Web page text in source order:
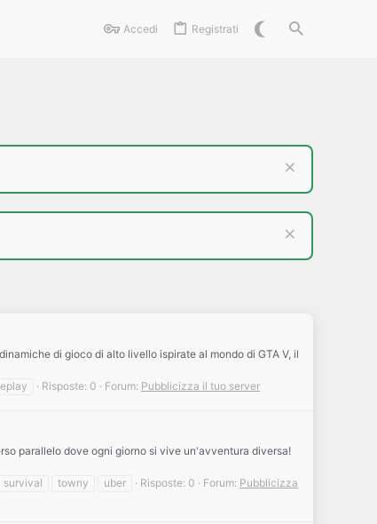
Accedi Registrati
di gioco di alto livello ispirate al mondo di GTA V, il
Risposte: 0 Forum: Pubblicizza il tuo server
parallelo dove ogni giorno si vive un'avventura diversa!
survival towny uber Risposte: 0 Forum: Pubblicizza